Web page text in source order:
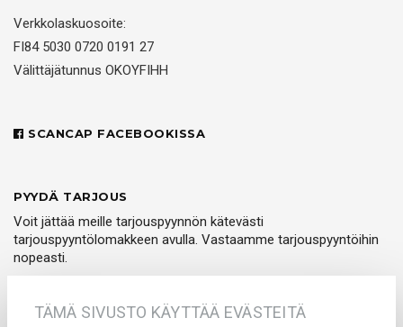
TÄMÄ SIVUSTO KÄYTTÄÄ EVÄSTEITÄ
Verkkolaskuosoite:
FI84 5030 0720 0191 27
Välittäjätunnus OKOYFIHH
SCANCAP FACEBOOKISSA
PYYDÄ TARJOUS
Voit jättää meille tarjouspyynnön kätevästi
tarjouspyyntölomakkeen avulla. Vastaamme tarjouspyyntöihin
nopeasti.